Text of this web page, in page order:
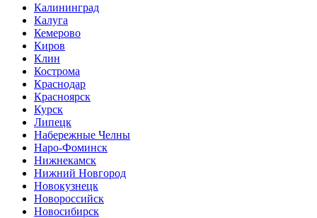
Калининград
Калуга
Кемерово
Киров
Клин
Кострома
Краснодар
Красноярск
Курск
Липецк
Набережные Челны
Наро-Фоминск
Нижнекамск
Нижний Новгород
Новокузнецк
Новороссийск
Новосибирск